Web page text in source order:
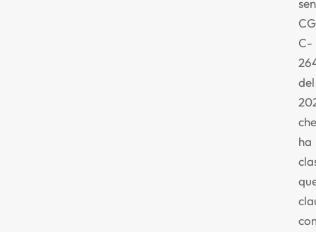
C-
del
che
ha